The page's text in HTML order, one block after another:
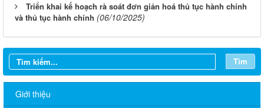
Triển khai kế hoạch rà soát đơn giản hoá thủ tục hành chính
và thủ tục hành chính (06/10/2025)
Tìm
Giới thiệu